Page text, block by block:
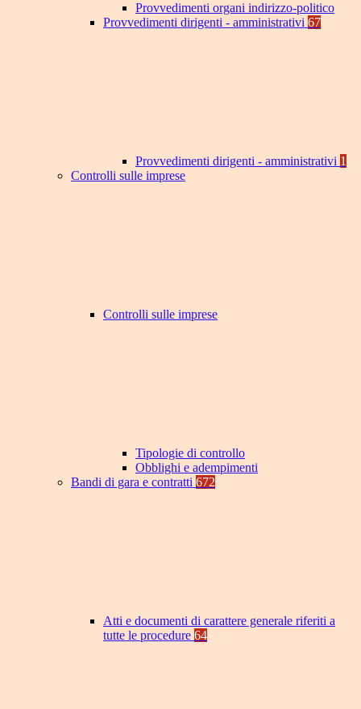
Provvedimenti organi indirizzo-politico
Provvedimenti dirigenti - amministrativi 67
Provvedimenti dirigenti - amministrativi 1
Controlli sulle imprese
Controlli sulle imprese
Tipologie di controllo
Obblighi e adempimenti
Bandi di gara e contratti 672
Atti e documenti di carattere generale riferiti a
tutte le procedure 64